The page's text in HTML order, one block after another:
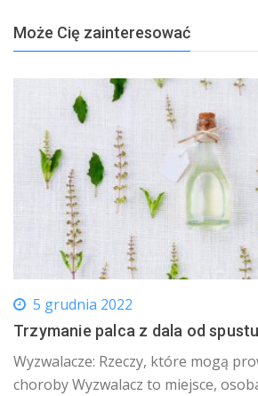
Może Cię zainteresować
5 grudnia 2022
Trzymanie palca z dala od spustu
Wyzwalacze: Rzeczy, które mogą
choroby Wyzwalacz to miejsce,